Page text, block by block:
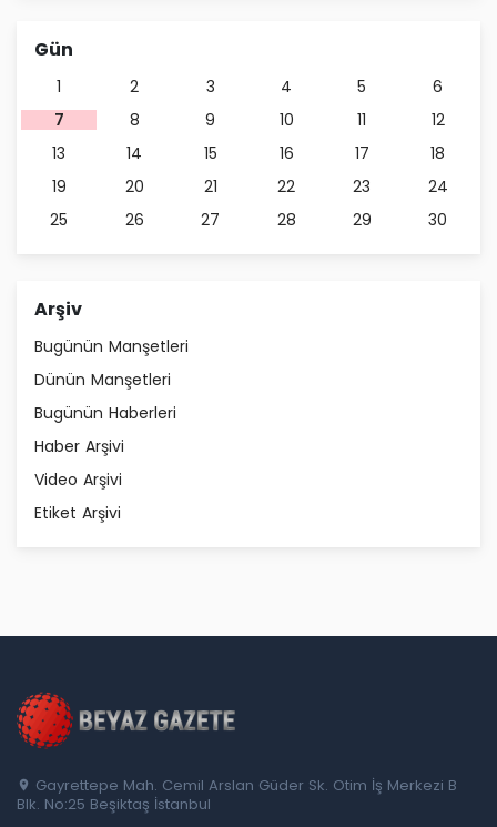
Gün
1 2 3 4 5
6
7
8 9 10 11
12
13
14 15 16 17
18
19
20 21 22 23
24
25
26 27 28 29 30
Arşiv
Bugünün Manşetleri
Dünün Manşetleri
Bugünün Haberleri
Haber Arşivi
Video Arşivi
Etiket Arşivi
Gayrettepe Mah. Cemil Arslan Güder Sk. Otim İş Merkezi B
Blk. No:25 Beşiktaş İstanbul